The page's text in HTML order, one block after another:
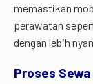
memastikan
perawatan
dengan lebih
Proses